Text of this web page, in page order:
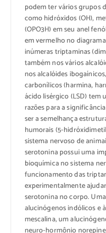
podem ter vários grupos
como hidróxidos (OH),
(OPO3H) em seu anel
em vermelho no
inúmeras triptaminas
também nos vários
nos alcalóides
carbonílicos (harmina,
ácido lisérgico (LSD) tem
razões para a
ser a semelhança
humorais (5-
sistema nervoso de
serotonina possui uma
bioquímica no sistema
funcionamento das
experimentalmente
serotonina no corpo.
alucinógenos indólicos e
mescalina, um
neuro-hormônio